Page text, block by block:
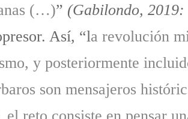
(…)” (Gabilondo,
Así, “la revolución
y posteriormente
son mensajeros